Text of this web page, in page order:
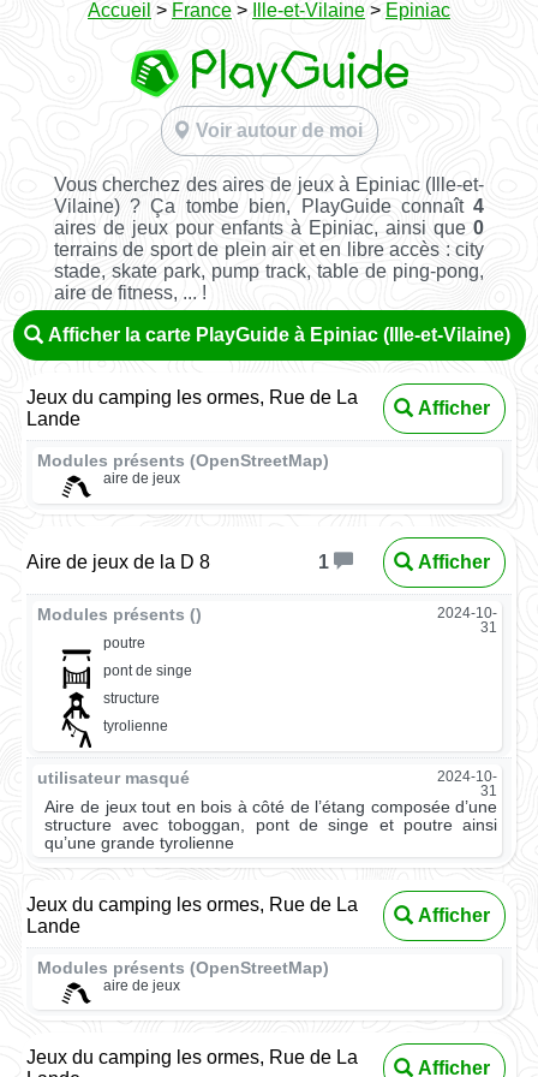
Accueil > France > Ille-et-Vilaine > Epiniac
Voir autour de moi
Vous cherchez des aires de jeux à Epiniac (Ille-et-
Vilaine) ? Ça tombe bien, PlayGuide connaît4
aires de jeux pour enfants à Epiniac, ainsi que0
terrains de sport de plein air et en libre accès : city
stade, skate park, pump track, table de ping-pong,
aire de fitness, ... !
Afficher la carte PlayGuide à Epiniac (Ille-et-Vilaine)
Jeux du camping les ormes, Rue de La
Lande
Afficher
Modules présents (OpenStreetMap)
aire de jeux
Aire de jeux de la D 8 1 Afficher
Modules présents ()
2024-10-
31
poutre
pont de singe
structure
tyrolienne
utilisateur masqué
2024-10-
31
Aire de jeux tout en bois à côté de l’étang composée d’une
structure avec toboggan, pont de singe et poutre ainsi
qu’une grande tyrolienne
Jeux du camping les ormes, Rue de La
Lande
Afficher
Modules présents (OpenStreetMap)
aire de jeux
Jeux du camping les ormes, Rue de La
Afficher